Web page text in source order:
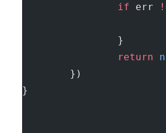
                if
err
                }
                return
        })
}